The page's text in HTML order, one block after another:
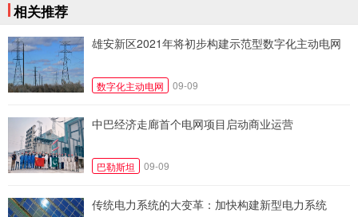
相关推荐
雄安新区2021年将初步构建示范型数字化主动电网
数字化主动电网 09-09
中巴经济走廊首个电网项目启动商业运营
巴勒斯坦 09-09
传统电力系统的大变革：加快构建新型电力系统